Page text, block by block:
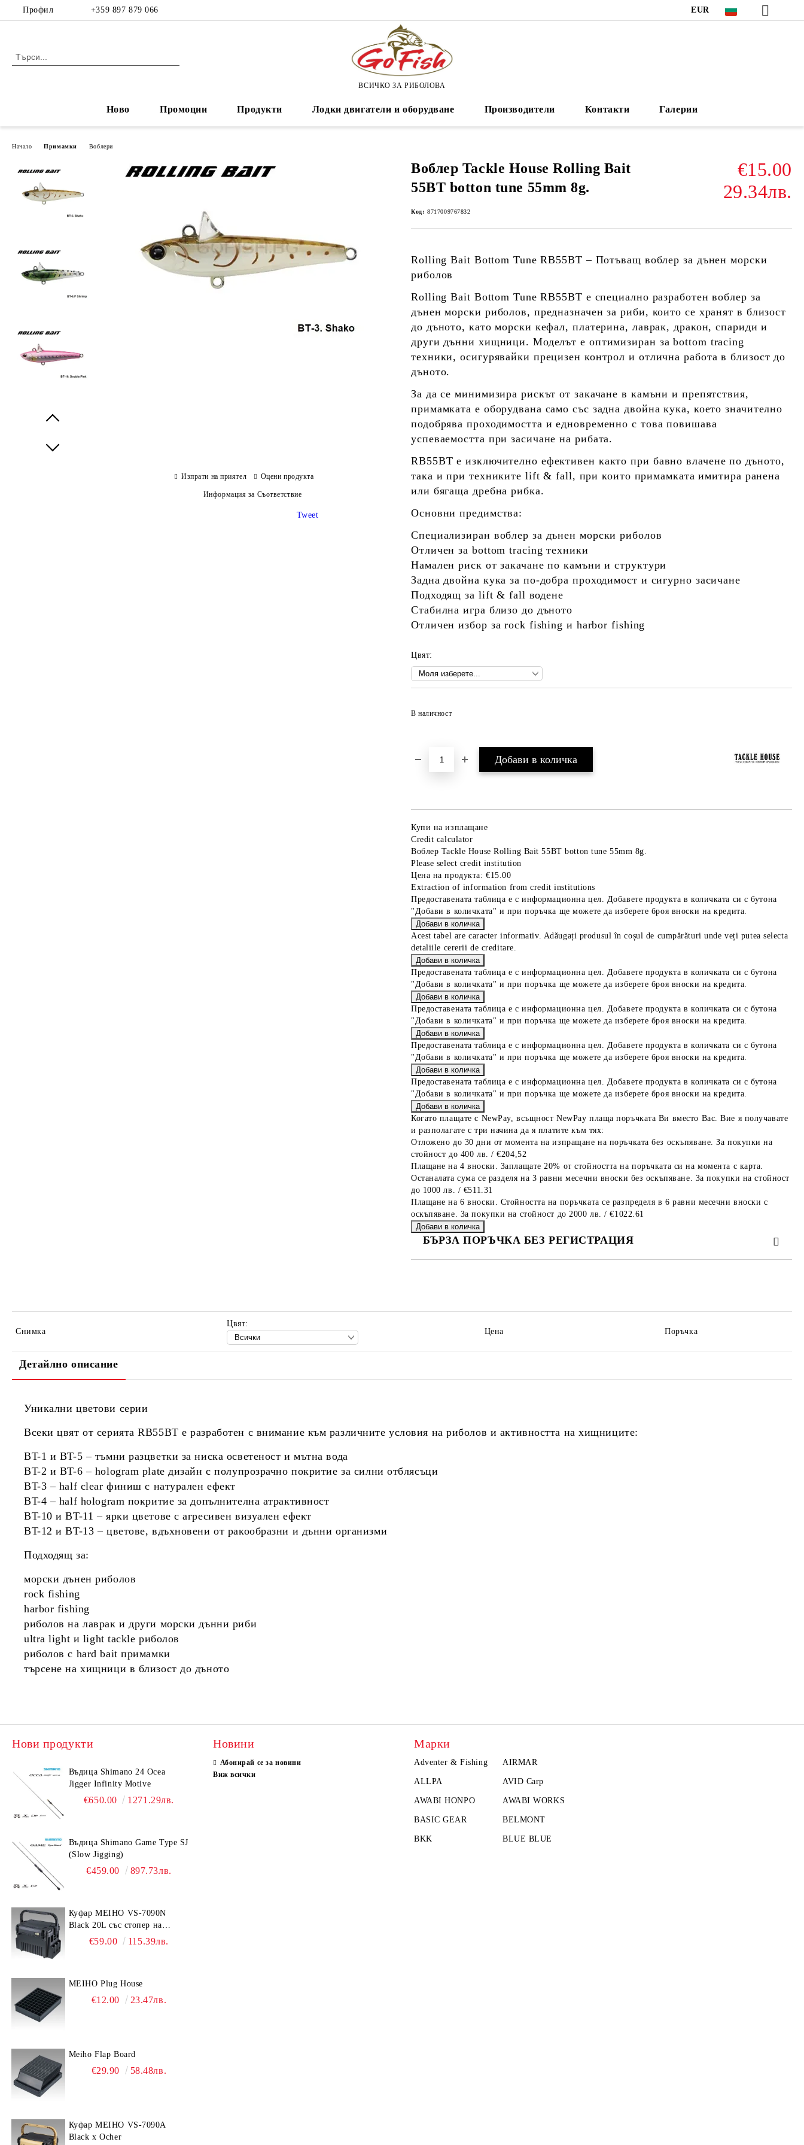
Профил +359 897 879 066 EUR
ВСИЧКО ЗА РИБОЛОВА
Ново Промоции Продукти Лодки двигатели и оборудване Производители Контакти Галерии
Начало Примамки Воблери
Воблер Tackle House Rolling Bait
55BT botton tune 55mm 8g.
€15.00
29.34лв.
Код: 8717009767832
Rolling Bait Bottom Tune RB55BT – Потъващ воблер за дънен морски
риболов
Rolling Bait Bottom Tune RB55BT е специално разработен воблер за
дънен морски риболов, предназначен за риби, които се хранят в близост
до дъното, като морски кефал, платерина, лаврак, дракон, спариди и
други дънни хищници. Моделът е оптимизиран за bottom tracing
техники, осигурявайки прецизен контрол и отлична работа в близост до
дъното.
За да се минимизира рискът от закачане в камъни и препятствия,
примамката е оборудвана само със задна двойна кука, което значително
подобрява проходимостта и едновременно с това повишава
успеваемостта при засичане на рибата.
RB55BT е изключително ефективен както при бавно влачене по дъното,
така и при техниките lift & fall, при които примамката имитира ранена
или бягаща дребна рибка.
Основни предимства:
Специализиран воблер за дънен морски риболов
Отличен за bottom tracing техники
Намален риск от закачане по камъни и структури
Задна двойна кука за по-добра проходимост и сигурно засичане
Подходящ за lift & fall водене
Стабилна игра близо до дъното
Отличен избор за rock fishing и harbor fishing
Цвят:
В наличност
Купи на изплащане
Credit calculator
Воблер Tackle House Rolling Bait 55BT botton tune 55mm 8g.
Please select credit institution
Цена на продукта: €15.00
Extraction of information from credit institutions
Предоставената таблица е с информационна цел. Добавете продукта в количката си с бутона
"Добави в количката" и при поръчка ще можете да изберете броя вноски на кредита.
Acest tabel are caracter informativ. Adăugați produsul în coșul de cumpărături unde veți putea selecta
detaliile cererii de creditare.
Предоставената таблица е с информационна цел. Добавете продукта в количката си с бутона
"Добави в количката" и при поръчка ще можете да изберете броя вноски на кредита.
Предоставената таблица е с информационна цел. Добавете продукта в количката си с бутона
"Добави в количката" и при поръчка ще можете да изберете броя вноски на кредита.
Предоставената таблица е с информационна цел. Добавете продукта в количката си с бутона
"Добави в количката" и при поръчка ще можете да изберете броя вноски на кредита.
Предоставената таблица е с информационна цел. Добавете продукта в количката си с бутона
"Добави в количката" и при поръчка ще можете да изберете броя вноски на кредита.
Когато плащате с NewPay, всъщност NewPay плаща поръчката Ви вместо Вас. Вие я получавате
и разполагате с три начина да я платите към тях:
Отложено до 30 дни от момента на изпращане на поръчката без оскъпяване. За покупки на
стойност до 400 лв. / €204,52
Плащане на 4 вноски. Заплащате 20% от стойността на поръчката си на момента с карта.
Останалата сума се разделя на 3 равни месечни вноски без оскъпяване. За покупки на стойност
до 1000 лв. / €511.31
Плащане на 6 вноски. Стойността на поръчката се разпределя в 6 равни месечни вноски с
оскъпяване. За покупки на стойност до 2000 лв. / €1022.61
БЪРЗА ПОРЪЧКА БЕЗ РЕГИСТРАЦИЯ
Изпрати на приятел Оцени продукта
Информация за Съответствие
Tweet
Снимка
Цвят:
Цена
Поръчка
Детайлно описание
Уникални цветови серии
Всеки цвят от серията RB55BT е разработен с внимание към различните условия на риболов и активността на хищниците:
BT-1 и BT-5 – тъмни разцветки за ниска осветеност и мътна вода
BT-2 и BT-6 – hologram plate дизайн с полупрозрачно покритие за силни отблясъци
BT-3 – half clear финиш с натурален ефект
BT-4 – half hologram покритие за допълнителна атрактивност
BT-10 и BT-11 – ярки цветове с агресивен визуален ефект
BT-12 и BT-13 – цветове, вдъхновени от ракообразни и дънни организми
Подходящ за:
морски дънен риболов
rock fishing
harbor fishing
риболов на лаврак и други морски дънни риби
ultra light и light tackle риболов
риболов с hard bait примамки
търсене на хищници в близост до дъното
Нови продукти
Въдица Shimano 24 Ocea
Jigger Infinity Motive
€650.00 1271.29лв.
Въдица Shimano Game Type SJ
(Slow Jigging)
€459.00 897.73лв.
Куфар MEIHO VS-7090N
Black 20L със стопер на
дръжката€59.00 115.39лв.
MEIHO Plug House
€12.00 23.47лв.
Meiho Flap Board
€29.90 58.48лв.
Куфар MEIHO VS-7090A
Black x Ocher
Новини
Абонирай се за новини
Виж всички
Марки
Adventer & Fishing AIRMAR
ALLPA AVID Carp
AWABI HONPO AWABI WORKS
BASIC GEAR BELMONT
BKK BLUE BLUE